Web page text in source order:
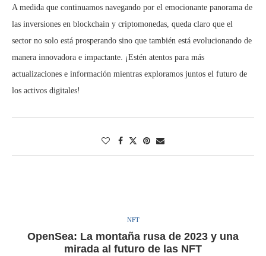
A medida que continuamos navegando por el emocionante panorama de
las inversiones en blockchain y criptomonedas, queda claro que el
sector no solo está prosperando sino que también está evolucionando de
manera innovadora e impactante. ¡Estén atentos para más
actualizaciones e información mientras exploramos juntos el futuro de
los activos digitales!
NFT
OpenSea: La montaña rusa de 2023 y una
mirada al futuro de las NFT